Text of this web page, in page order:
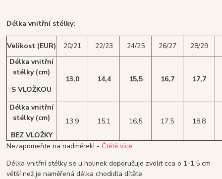
Délka vnitřní stélky:
Velikost (EUR) 20/21 22/23 24/25 26/27 28/29
Délka vnitřní
stélky (cm)
S VLOŽKOU
13,0 14,4 15,5 16,7 17,7
Délka vnitřní
stélky (cm)
BEZ VLOŽKY
13,9 15,1 16,5 17,5 18,8
Nezapomeňte na nadměrek! - Čtětě více.
Délka vnitřní stélky se u holinek doporučuje zvolit cca o 1-1,5 cm
větší než je naměřená délka chodidla dítěte.